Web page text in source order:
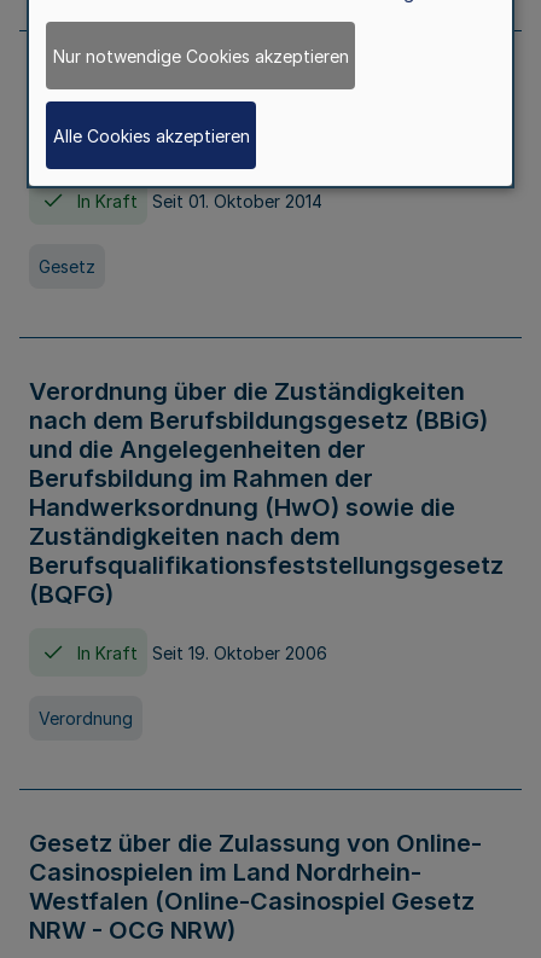
Gesetz über die Hochschulen des Landes
Nordrhein-Westfalen (Hochschulgesetz -
HG)
In Kraft Seit 01. Oktober 2014
Gesetz
Verordnung über die Zuständigkeiten
nach dem Berufsbildungsgesetz (BBiG)
und die Angelegenheiten der
Berufsbildung im Rahmen der
Handwerksordnung (HwO) sowie die
Zuständigkeiten nach dem
Berufsqualifikationsfeststellungsgesetz
(BQFG)
In Kraft Seit 19. Oktober 2006
Verordnung
Gesetz über die Zulassung von Online-
Casinospielen im Land Nordrhein-
Westfalen (Online-Casinospiel Gesetz
NRW - OCG NRW)
Nur notwendige Cookies akzeptieren
Alle Cookies akzeptieren